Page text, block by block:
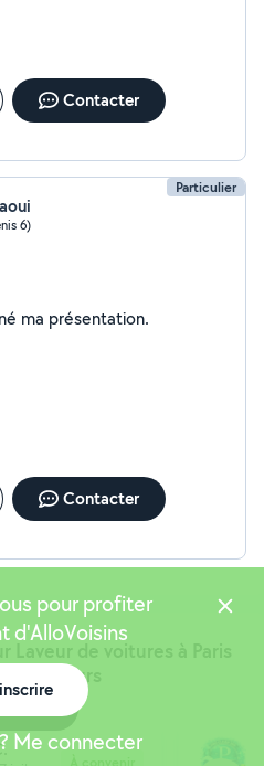
Contacter
Particulier
6)
Je n'ai pas encore renseigné ma présentation.
Contacter
Laveur de voitures à Paris
alentours
pour profiter
d'AlloVoisins
Me connecter